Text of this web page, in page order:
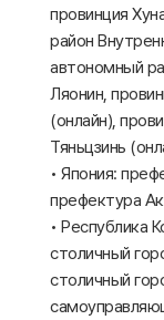
провинция
район
автономный
Ляонин,
(онлайн),
Тяньцзинь
• Япония:
префектура
• Республика
столичный
столичный